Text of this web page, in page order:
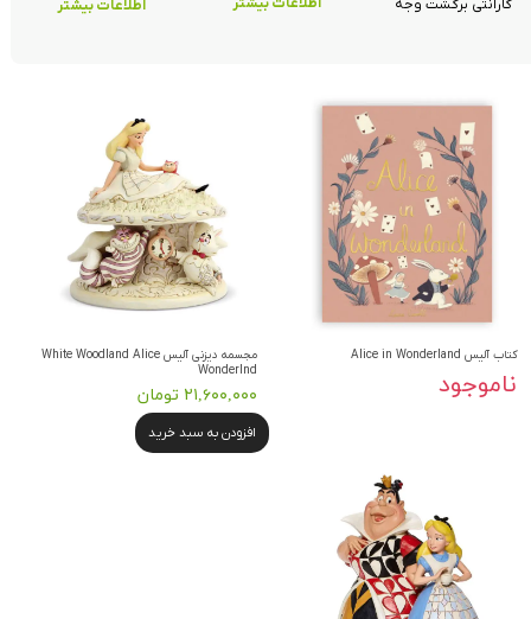
کتاب آلیس Alice in Wonderland
ناموجود
مجسمه دیزنی آلیس White Woodland Alice
Wonderlnd
۲۱,۶۰۰,۰۰۰ تومان
افزودن به سبد خرید
گارانتی برگشت وجه اطلاعات بیشتر